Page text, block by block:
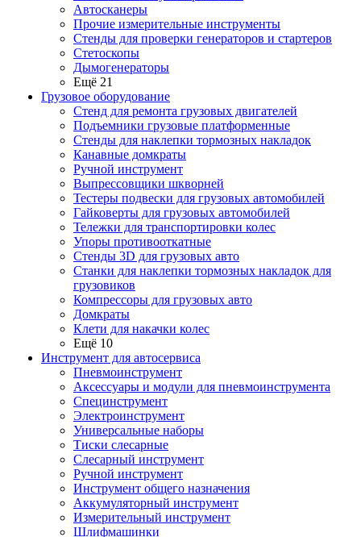
Автосканеры
Прочие измерительные инструменты
Стенды для проверки генераторов и стартеров
Стетоскопы
Дымогенераторы
Ещё 21
Грузовое оборудование
Стенд для ремонта грузовых двигателей
Подъемники грузовые платформенные
Стенды для наклепки тормозных накладок
Канавные домкраты
Ручной инструмент
Выпрессовщики шкворней
Тестеры подвески для грузовых автомобилей
Гайковерты для грузовых автомобилей
Тележки для транспортировки колес
Упоры противооткатные
Стенды 3D для грузовых авто
Станки для наклепки тормозных накладок для
грузовиков
Компрессоры для грузовых авто
Домкраты
Клети для накачки колес
Ещё 10
Инструмент для автосервиса
Пневмоинструмент
Аксессуары и модули для пневмоинструмента
Специнструмент
Электроинструмент
Универсальные наборы
Тиски слесарные
Слесарный инструмент
Ручной инструмент
Инструмент общего назначения
Аккумуляторный инструмент
Измерительный инструмент
Шлифмашинки